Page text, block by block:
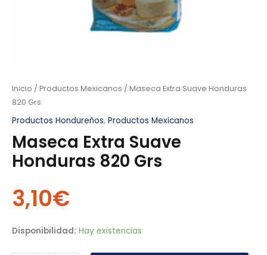
Inicio / Productos Mexicanos / Maseca Extra Suave Honduras
820 Grs
Productos Hondureños, Productos Mexicanos
Maseca Extra Suave
Honduras 820 Grs
3,10€
Disponibilidad: Hay existencias